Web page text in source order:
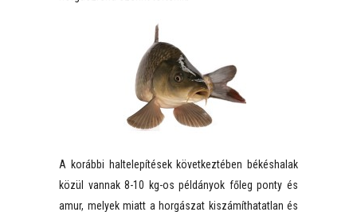
A korábbi haltelepítések következtében békéshalak
közül vannak 8-10 kg-os példányok főleg ponty és
amur, melyek miatt a horgászat kiszámíthatatlan és